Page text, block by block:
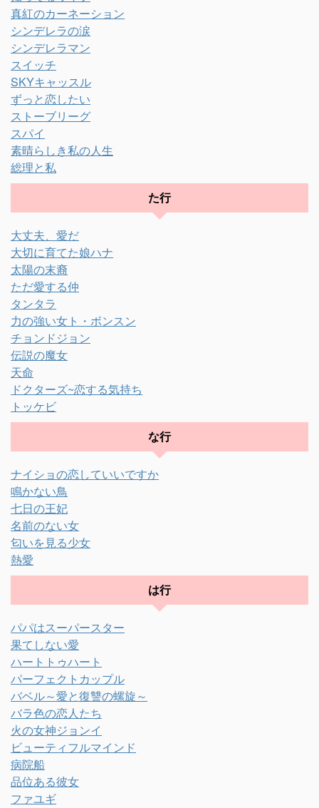
真紅のカーネーション
シンデレラの涙
シンデレラマン
スイッチ
SKYキャッスル
ずっと恋したい
ストーブリーグ
スパイ
素晴らしき私の人生
総理と私
た行
大丈夫、愛だ
大切に育てた娘ハナ
太陽の末裔
ただ愛する仲
タンタラ
力の強い女ト・ボンスン
チョンドジョン
伝説の魔女
天命
ドクターズ~恋する気持ち
トッケビ
な行
ナイショの恋していいですか
鳴かない鳥
七日の王妃
名前のない女
匂いを見る少女
熱愛
は行
パパはスーパースター
果てしない愛
ハートトゥハート
パーフェクトカップル
バベル～愛と復讐の螺旋～
バラ色の恋人たち
火の女神ジョンイ
ビューティフルマインド
病院船
品位ある彼女
ファユギ